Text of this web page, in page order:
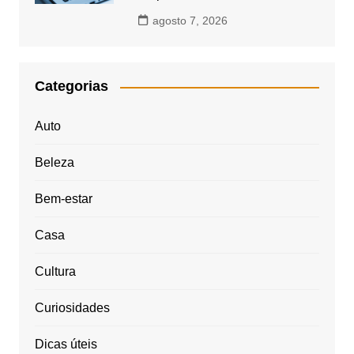
agosto 7, 2026
Categorias
Auto
Beleza
Bem-estar
Casa
Cultura
Curiosidades
Dicas úteis